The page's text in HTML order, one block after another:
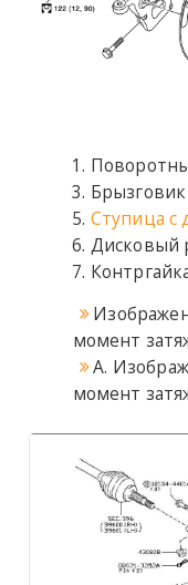
Брызговик
Ступица с
Дисковый
момент
A.
момент